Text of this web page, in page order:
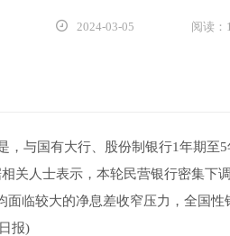
2024-03-05 阅读：
与国有大行、股份制银行1年期至
关人士表示，本轮民营银行密集下
临较大的净息差收窄压力，全国性
报)